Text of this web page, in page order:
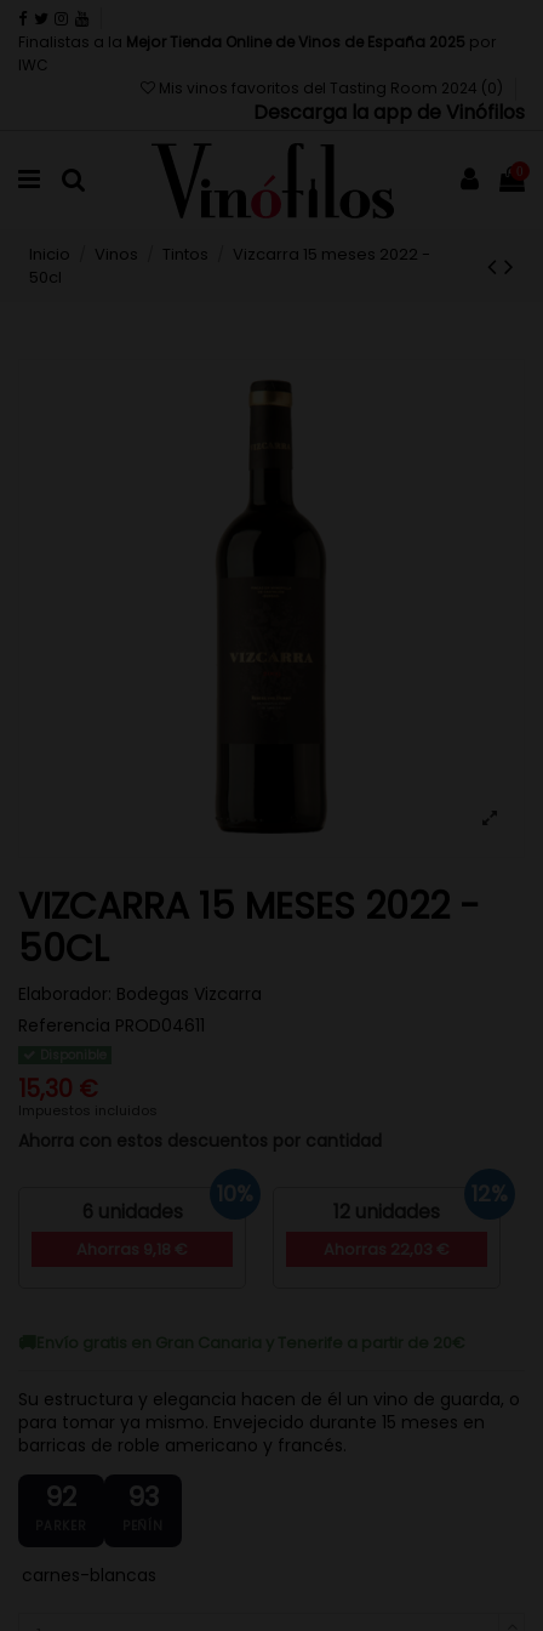
Finalistas a la Mejor Tienda Online de Vinos de España 2025 por
IWC
Mis vinos favoritos del Tasting Room 2024 (0 )
Descarga la app de Vinófilos
0
Inicio Vinos Tintos
Vizcarra 15 meses 2022 -
50cl
VIZCARRA 15 MESES 2022 -
50CL
Elaborador: Bodegas Vizcarra
Referencia PROD04611
15,30 €
Impuestos incluidos
Ahorra con estos descuentos por cantidad
6 unidades
10%
12 unidades
12%
Su estructura y elegancia hacen de él un vino de guarda, o
para tomar ya mismo. Envejecido durante 15 meses en
barricas de roble americano y francés.
92 93
carnes-blancas